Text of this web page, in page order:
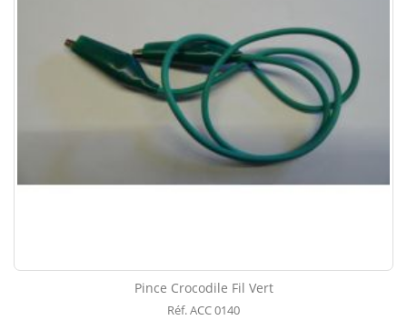
Pince Crocodile Fil Vert
Réf. ACC 0140